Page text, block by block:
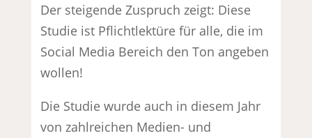
Der steigende Zuspruch zeigt: Diese
Studie ist Pflichtlektüre für alle, die im
Social Media Bereich den Ton angeben
wollen!
Die Studie wurde auch in diesem Jahr
von zahlreichen Medien- und